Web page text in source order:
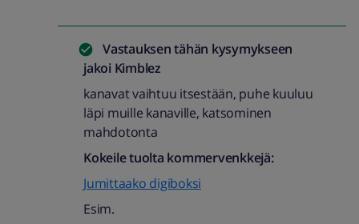
Vastauksen tähän kysymykseen
jakoi Kimblez
kanavat vaihtuu itsestään, puhe kuuluu
läpi muille kanaville, katsominen
mahdotonta
Kokeile tuolta kommervenkkejä:
Jumittaako digiboksi
Esim.